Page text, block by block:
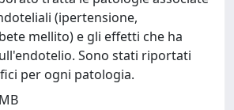
(ipertensione,
mellito) e gli effetti che ha
Sono stati riportati
per ogni patologia.